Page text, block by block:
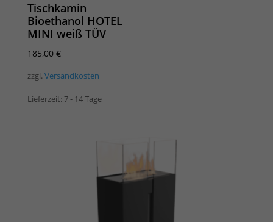
Tischkamin
Bioethanol HOTEL
MINI weiß TÜV
185,00 €
zzgl. Versandkosten
Lieferzeit: 7 - 14 Tage